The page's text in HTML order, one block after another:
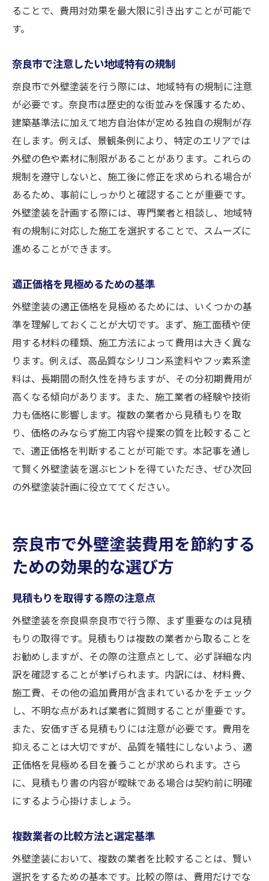
ることで、費用対効果を最大限に引き出すことが可能で
す。
奈良市で注意したい地域特有の規制
奈良市で外壁塗装を行う際には、地域特有の規制に注意
が必要です。奈良市は歴史的な街並みを保護するため、
建築基準法に加えて地方自治体が定める独自の規制が存
在します。例えば、景観条例により、特定のエリアでは
外壁の色や素材に制限があることがあります。これらの
規制を遵守しないと、施工後に修正を求められる場合が
あるため、事前にしっかりと確認することが重要です。
外壁塗装を計画する際には、専門業者と相談し、地域特
有の規制に対応した施工を選択することで、スムーズに
進めることができます。
適正価格を見極めるための基準
外壁塗装の適正価格を見極めるためには、いくつかの基
準を理解しておくことが大切です。まず、施工面積や使
用する材料の種類、施工方法によって費用は大きく異な
ります。例えば、高品質なシリコン系塗料やフッ素系塗
料は、長期間の耐久性を持ちますが、その分初期費用が
高くなる傾向があります。また、施工業者の経験や技術
力も価格に影響します。複数の業者から見積もりを取
り、価格のみならず施工内容や提案の質を比較すること
で、適正価格を判断することが可能です。本記事を通し
て賢く外壁塗装を選ぶヒントを得ていただき、ぜひ次回
の外壁塗装計画に役立ててください。
奈良市で外壁塗装費用を節約する
ための効果的な選び方
見積もりを取得する際の注意点
外壁塗装を奈良県奈良市で行う際、まず重要なのは見積
もりの取得です。見積もりは複数の業者から取ることを
お勧めしますが、その際の注意点として、必ず詳細な内
訳を確認することが挙げられます。内訳には、材料費、
施工費、その他の追加費用が含まれているかをチェック
し、不明な点があれば業者に質問することが重要です。
また、安価すぎる見積もりには注意が必要です。費用を
抑えることは大切ですが、品質を犠牲にしないよう、適
正価格を見極める目を養うことが求められます。さら
に、見積もり書の内容が曖昧である場合は契約前に明確
にするよう心掛けましょう。
複数業者の比較方法と選定基準
外壁塗装において、複数の業者を比較することは、賢い
選択をするための基本です。比較の際は、費用だけでな